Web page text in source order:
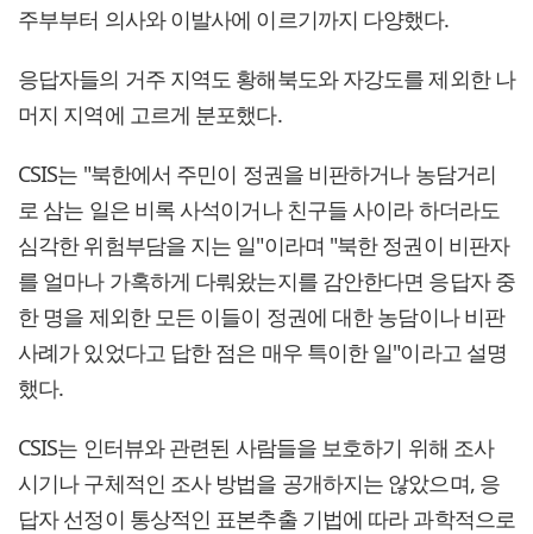
주부부터 의사와 이발사에 이르기까지 다양했다.
응답자들의 거주 지역도 황해북도와 자강도를 제외한 나
머지 지역에 고르게 분포했다.
CSIS는 "북한에서 주민이 정권을 비판하거나 농담거리
로 삼는 일은 비록 사석이거나 친구들 사이라 하더라도
심각한 위험부담을 지는 일"이라며 "북한 정권이 비판자
를 얼마나 가혹하게 다뤄왔는지를 감안한다면 응답자 중
한 명을 제외한 모든 이들이 정권에 대한 농담이나 비판
사례가 있었다고 답한 점은 매우 특이한 일"이라고 설명
했다.
CSIS는 인터뷰와 관련된 사람들을 보호하기 위해 조사
시기나 구체적인 조사 방법을 공개하지는 않았으며, 응
답자 선정이 통상적인 표본추출 기법에 따라 과학적으로